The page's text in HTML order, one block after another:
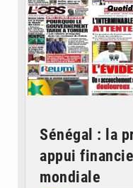
Sénégal : la
appui
mondiale